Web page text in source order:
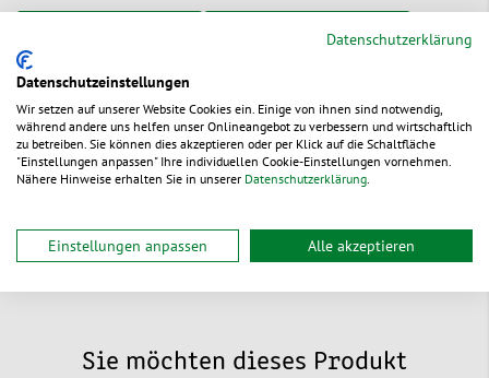
Beratung anfordern
Service & Tipps
Sie möchten dieses Produkt
Datenschutzerklärung
Datenschutzeinstellungen
Wir setzen auf unserer Website Cookies ein. Einige von ihnen sind notwendig,
während andere uns helfen unser Onlineangebot zu verbessern und wirtschaftlich
zu betreiben. Sie können dies akzeptieren oder per Klick auf die Schaltfläche
"Einstellungen anpassen" Ihre individuellen Cookie-Einstellungen vornehmen.
Nähere Hinweise erhalten Sie in unserer Datenschutzerklärung.
Einstellungen anpassen Alle akzeptieren